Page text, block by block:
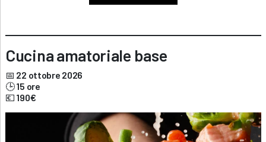
Cucina amatoriale base
📅 22 ottobre 2026
🕒15 ore
💶 190€